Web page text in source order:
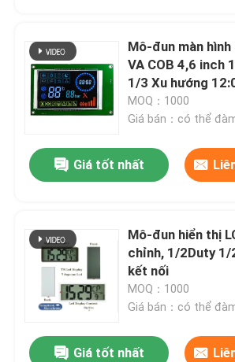
Mô-đun màn hình
VA COB 4,6 inch
1/3 Xu hướng
MOQ：1000
Giá bán：có thể
Giá tốt nhất
Mô-đun hiển thị
chỉnh, 1/2Duty 1/
kết nối
MOQ：1000
Giá bán：có thể
Giá tốt nhất